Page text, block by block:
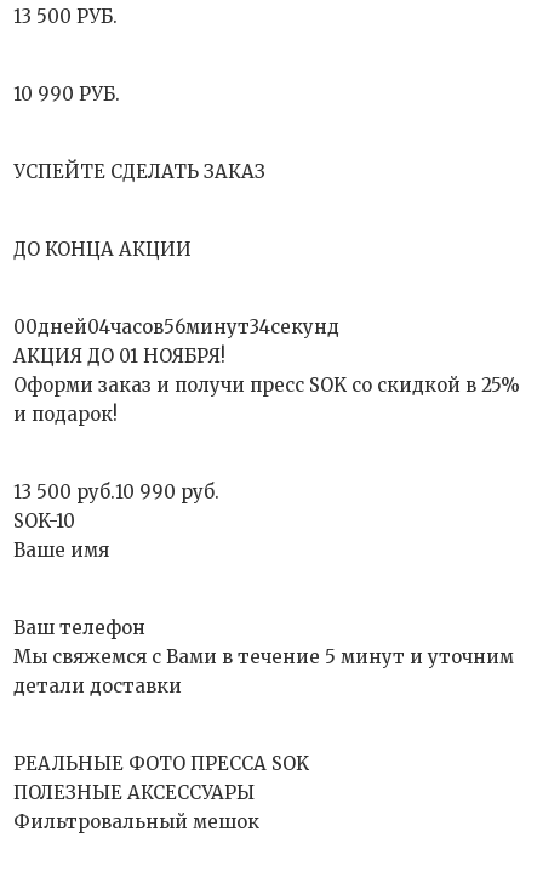
13 500 РУБ.
10 990 РУБ.
УСПЕЙТЕ СДЕЛАТЬ ЗАКАЗ
ДО КОНЦА АКЦИИ
00дней04часов56минут34секунд
АКЦИЯ ДО 01 НОЯБРЯ!
Оформи заказ и получи пресс SOK со скидкой в 25%
и подарок!
13 500 руб.10 990 руб.
SOK-10
Ваше имя
Ваш телефон
Мы свяжемся с Вами в течение 5 минут и уточним
детали доставки
РЕАЛЬНЫЕ ФОТО ПРЕССА SOK
ПОЛЕЗНЫЕ АКСЕССУАРЫ
Фильтровальный мешок